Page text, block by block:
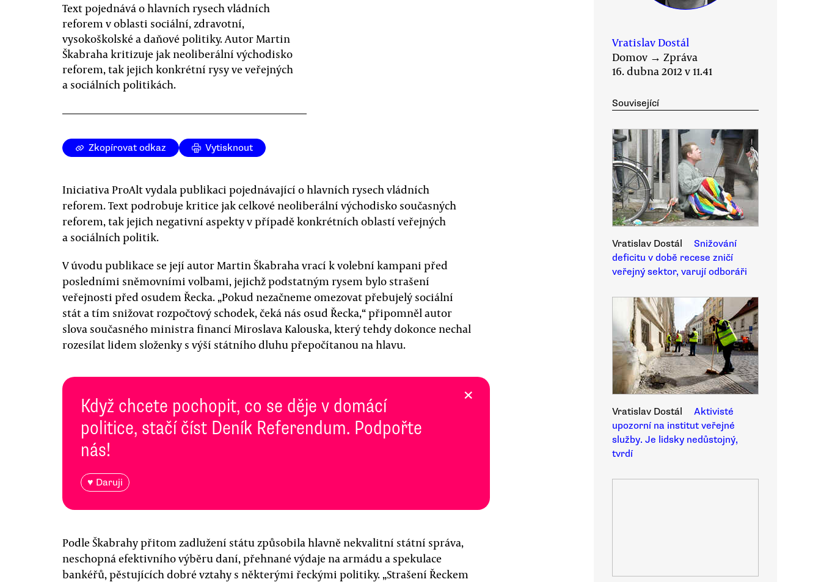
Text pojednává o hlavních rysech vládních
reforem v oblasti sociální, zdravotní,
vysokoškolské a daňové politiky. Autor Martin
Škabraha kritizuje jak neoliberální východisko
reforem, tak jejich konkrétní rysy ve veřejných
a sociálních politikách.
Zkopírovat odkaz Vytisknout
Iniciativa ProAlt vydala publikaci pojednávající o hlavních rysech vládních
reforem. Text podrobuje kritice jak celkové neoliberální východisko současných
reforem, tak jejich negativní aspekty v případě konkrétních oblastí veřejných
a sociálních politik.
V úvodu publikace se její autor Martin Škabraha vrací k volební kampani před
posledními sněmovními volbami, jejichž podstatným rysem bylo strašení
veřejnosti před osudem Řecka. „Pokud nezačneme omezovat přebujelý sociální
stát a tím snižovat rozpočtový schodek, čeká nás osud Řecka,“ připomněl autor
slova současného ministra financí Miroslava Kalouska, který tehdy dokonce nechal
rozesílat lidem složenky s výší státního dluhu přepočítanou na hlavu.
Když chcete pochopit, co se děje v domácí
politice, stačí číst Deník Referendum. Podpořte
nás!
♥ Daruji
×
Podle Škabrahy přitom zadlužení státu způsobila hlavně nekvalitní státní správa,
neschopná efektivního výběru daní, přehnané výdaje na armádu a spekulace
bankéřů, pěstujících dobré vztahy s některými řeckými politiky. „Strašení Řeckem
Vratislav Dostál
Domov → Zpráva
16. dubna 2012 v 11.41
Související
Vratislav Dostál
Snižování
deficitu v době recese zničí
veřejný sektor, varují odboráři
Vratislav Dostál
Aktivisté
upozorní na institut veřejné
služby. Je lidsky nedůstojný,
tvrdí